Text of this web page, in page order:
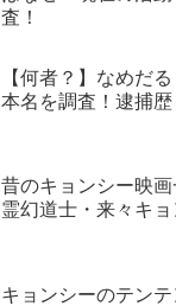
査！
【何者？】なめだ
本名を調査！逮捕歴
昔のキョンシー映画
霊幻道士・来々キョ
キョンシーのテン